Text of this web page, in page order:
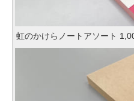
虹のかけらノートアソート